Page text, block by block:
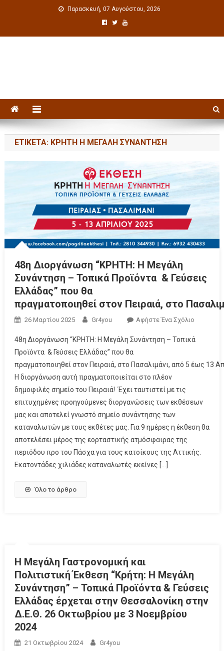
Παρασκευή, 07 Αυγούστου, 2026
ΕΤΙΚΈΤΑ: ΚΡΉΤΗ Η ΜΕΓΆΛΗ ΣΥΝΆΝΤΗΣΗ
48η Διοργάνωση “ΚΡΗΤΗ: Η Μεγάλη
Συνάντηση – Τοπικά Προϊόντα & Γεύσεις
Ελλάδας” που θα
πραγματοποιηθεί στον Πειραιά, στο
26 Μαρτίου 2025 Gr4you Αφήστε Ένα Σχόλιο
48η Διοργάνωση “ΚΡΗΤΗ: Η Μεγάλη Συνάντηση – Τοπικά
Προϊόντα & Γεύσεις Ελλάδας” που θα
πραγματοποιηθεί στον Πειραιά, στο Πασαλιμάνι, από 5 έως 13
Η διοργάνωση αυτή πραγματοποιείται στο πλέον
δημοφιλές σημείο του Πειραιά! Έχει ταυτιστεί με τις
επιτυχημένες προηγούμενες διοργανώσεις των εκθέσεων
μας και αποτελεί γνωστό σημείο συνάντησης των
καταναλωτών με τους εκθέτες μας. Για 9 ημέρες η έκθεση θα
αποτελέσει μέρος της εορταστικής ατμόσφαιρας της
περιόδου προ του Πάσχα για τους κατοίκους της Αττικής.
Εκατοντάδες χιλιάδες καταναλωτές εκείνες […]
Όλο το άρθρο
Η Μεγάλη Γαστρονομική και
Πολιτιστική Έκθεση “Κρήτη: Η Μεγάλη
Συνάντηση” – Τοπικά Προϊόντα & Γεύσεις
Ελλάδας έρχεται στην Θεσσαλονίκη στην
Δ.Ε.Θ. 26 Οκτωβρίου με 3 Νοεμβρίου
2024
21 Οκτωβρίου 2024
Gr4you